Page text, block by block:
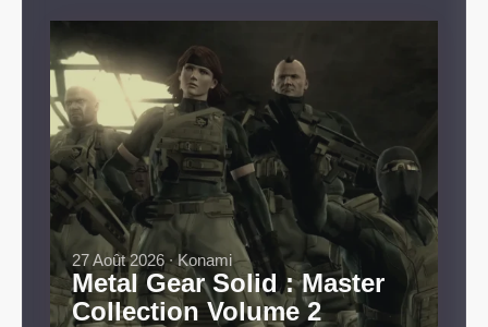
Metal Gear Solid : Master
Collection Volume 2
27 Août 2026 ∙ Konami